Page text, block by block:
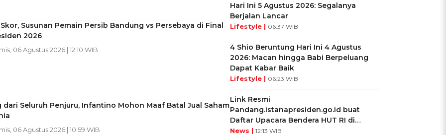
Susunan Pemain Persib Bandung vs Persebaya di Final
2026
06 Agustus 2026 | 12:10 WIB
dari Seluruh Penjuru, Infantino Mohon Maaf Batal Jual Saham
06 Agustus 2026 | 10:59 WIB
Hari Ini 5 Agustus 2026: Segalanya
Berjalan Lancar
Lifestyle | 06:37 WIB
4 Shio Beruntung Hari Ini 4 Agustus
2026: Macan hingga Babi Berpeluang
Dapat Kabar Baik
Lifestyle | 06:23 WIB
Link Resmi
Pandang.istanapresiden.go.id buat
Daftar Upacara Bendera HUT RI di
Istana Negara
News | 12:13 WIB